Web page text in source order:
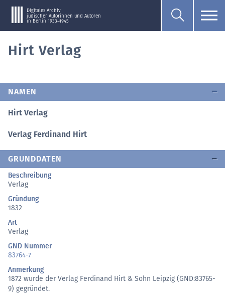
Digitales Archiv
jüdischer Autorinnen und Autoren
in Berlin 1933–1945
Hirt Verlag
NAMEN
Hirt Verlag
Verlag Ferdinand Hirt
GRUNDDATEN
Beschreibung
Verlag
Gründung
1832
Art
Verlag
GND Nummer
83764-7
Anmerkung
1872 wurde der Verlag Ferdinand Hirt & Sohn Leipzig (GND:83765-
9) gegründet.